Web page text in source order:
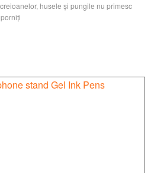
husele și pungile nu primesc